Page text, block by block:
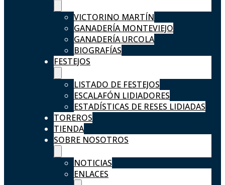
VICTORINO MARTÍN
GANADERÍA MONTEVIEJO
GANADERÍA URCOLA
BIOGRAFÍAS
FESTEJOS
LISTADO DE FESTEJOS
ESCALAFÓN LIDIADORES
ESTADÍSTICAS DE RESES LIDIADAS
TOREROS
TIENDA
SOBRE NOSOTROS
NOTICIAS
ENLACES